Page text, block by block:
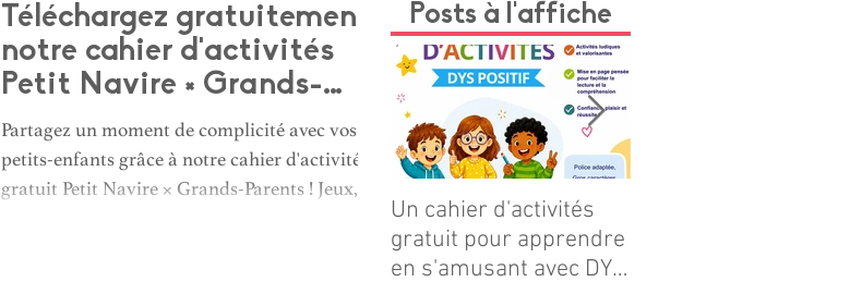
Téléchargez gratuitement
notre cahier d'activités
Petit Navire × Grands-
Parents !
Partagez un moment de complicité avec vos
petits-enfants grâce à notre cahier d'activités
gratuit Petit Navire × Grands-Parents ! Jeux,
Posts à l'affiche
Un cahier d'activités
gratuit pour apprendre
en s'amusant avec DYS